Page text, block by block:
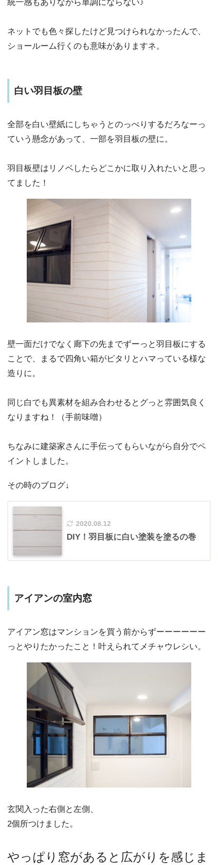
統一感もありながら単調にならない♪
ネットでも色々探したけど見つけられなかったんで、
ショールーム行くのも意味がありますネ。
白い羽目板の壁
全部を白い壁紙にしちゃうとのっぺりするだろなーっ
ていう懸念があって、一部を羽目板の壁に。
羽目板壁はリノベしたらどこかに取り入れたいと思っ
てました！
壁一面だけでなく廊下の先までずーっと羽目板にする
ことで、まるで四角い箱がピタリとハマっている様な
造りに。
同じ白でも異素材を組み合わせるとグっと雰囲気良く
なりますね！（手前味噌）
ちなみに建築家さんに手伝ってもらいながら自分でペ
イントしました。
その時のブログ↓
2020.08.12
DIY！羽目板に白い塗装を塗るの巻
アイアンの室内窓
アイアン窓はマンションを買う前からずーーーーーー
っとやりたかったこと！叶えられてメチャウレシい。
玄関入った右側と左側、
2個所つけました。
やっぱり窓があると広がりを感じま